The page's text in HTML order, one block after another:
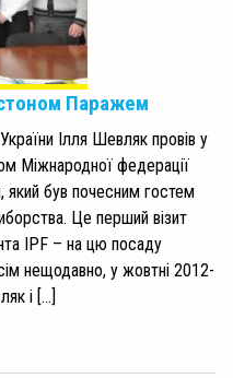
Паражем
Ілля Шевляк провів у
Міжнародної федерації
який був почесним гостем
Це перший візит
IPF – на цю посаду
нещодавно, у жовтні 2012-
і […]